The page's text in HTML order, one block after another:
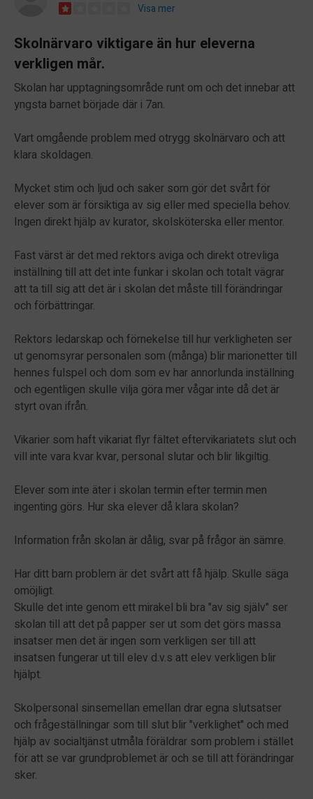
Visa mer
Skolnärvaro viktigare än hur eleverna
verkligen mår.
Skolan har upptagningsområde runt om och det innebar att
yngsta barnet började där i 7an.
Vart omgående problem med otrygg skolnärvaro och att
klara skoldagen.
Mycket stim och ljud och saker som gör det svårt för
elever som är försiktiga av sig eller med speciella behov.
Ingen direkt hjälp av kurator, skolsköterska eller mentor.
Fast värst är det med rektors aviga och direkt otrevliga
inställning till att det inte funkar i skolan och totalt vägrar
att ta till sig att det är i skolan det måste till förändringar
och förbättringar.
Rektors ledarskap och förnekelse till hur verkligheten ser
ut genomsyrar personalen som (många) blir marionetter till
hennes fulspel och dom som ev har annorlunda inställning
och egentligen skulle vilja göra mer vågar inte då det är
styrt ovan ifrån.
Vikarier som haft vikariat flyr fältet eftervikariatets slut och
vill inte vara kvar kvar, personal slutar och blir likgiltig.
Elever som inte äter i skolan termin efter termin men
ingenting görs. Hur ska elever då klara skolan?
Information från skolan är dålig, svar på frågor än sämre.
Har ditt barn problem är det svårt att få hjälp. Skulle säga
omöjligt.
Skulle det inte genom ett mirakel bli bra "av sig själv" ser
skolan till att det på papper ser ut som det görs massa
insatser men det är ingen som verkligen ser till att
insatsen fungerar ut till elev d.v.s att elev verkligen blir
hjälpt.
Skolpersonal sinsemellan emellan drar egna slutsatser
och frågeställningar som till slut blir "verklighet" och med
hjälp av socialtjänst utmåla föräldrar som problem i stället
för att se var grundproblemet är och se till att förändringar
sker.